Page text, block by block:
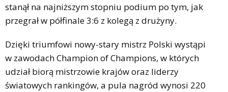
stanął na najniższym stopniu podium po tym, jak
przegrał w półfinale 3:6 z kolegą z drużyny.
Dzięki triumfowi nowy-stary mistrz Polski wystąpi
w zawodach Champion of Champions, w których
udział biorą mistrzowie krajów oraz liderzy
światowych rankingów, a pula nagród wynosi 220